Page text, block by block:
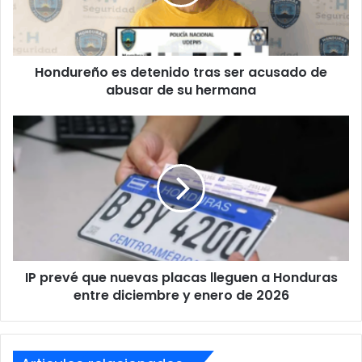
abusar
de
Hondureño es detenido tras ser acusado de
abusar de su hermana
prevé
que
nuevas
entre
diciembre
IP prevé que nuevas placas lleguen a Honduras
entre diciembre y enero de 2026